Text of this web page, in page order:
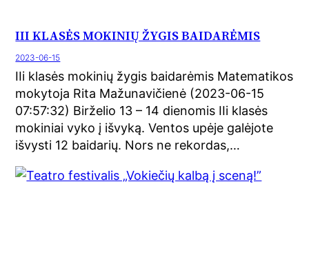
III KLASĖS MOKINIŲ ŽYGIS BAIDARĖMIS
2023-06-15
IIi klasės mokinių žygis baidarėmis Matematikos
mokytoja Rita Mažunavičienė (2023-06-15
07:57:32) Birželio 13 – 14 dienomis IIi klasės
mokiniai vyko į išvyką. Ventos upėje galėjote
išvysti 12 baidarių. Nors ne rekordas,…